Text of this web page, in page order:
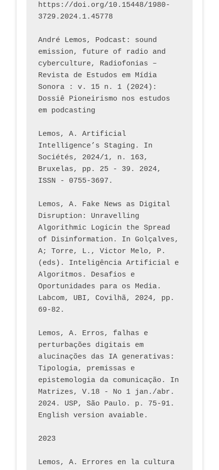
https://doi.org/10.15448/1980-
3729.2024.1.45778
André Lemos, Podcast: sound
emission, future of radio and
cyberculture, Radiofonias –
Revista de Estudos em Mídia
Sonora : v. 15 n. 1 (2024):
Dossiê Pioneirismo nos estudos
em podcasting
Lemos, A. Artificial
Intelligence’s Staging. In
Sociétés, 2024/1, n. 163,
Bruxelas, pp. 25 - 39. 2024,
ISSN - 0755-3697.
Lemos, A. Fake News as Digital
Disruption: Unravelling
Algorithmic Logicin the Spread
of Disinformation. In Golçalves,
A; Torre, L., Victor Melo, P.
(eds). Inteligência Artificial e
Algoritmos. Desafios e
Oportunidades para os Media.
Labcom, UBI, Covilhã, 2024, pp.
69-82.
Lemos, A. Erros, falhas e
perturbações digitais em
alucinações das IA generativas:
Tipologia, premissas e
epistemologia da comunicação. In
Matrizes, V.18 - No 1 jan./abr.
2024. USP, São Paulo. p. 75-91.
English version avaiable.
2023
Lemos, A. Errores en la cultura